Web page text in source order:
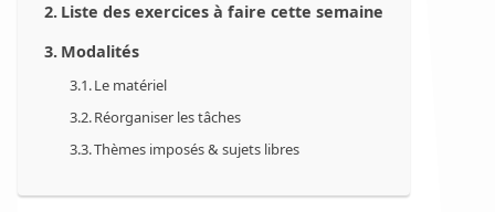
Liste des exercices à faire cette semaine
Modalités
Le matériel
Réorganiser les tâches
Thèmes imposés & sujets libres